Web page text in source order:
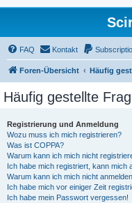
FAQ Kontakt
Foren-Übersicht Häufig
Häufig gestellte
Registrierung und Anmeldung
Wozu muss ich mich registrieren?
Was ist COPPA?
Warum kann ich mich nicht
Ich habe mich registriert, kann mich
Warum kann ich mich nicht
Ich habe mich vor einiger Zeit
Ich habe mein Passwort vergessen!